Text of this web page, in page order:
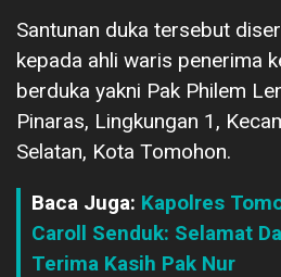
Santunan duka tersebut
kepada ahli waris penerima
berduka yakni Pak Philem
Pinaras, Lingkungan 1,
Selatan, Kota Tomohon.
Baca Juga: Kapolres
Caroll Senduk: Selamat
Terima Kasih Pak Nur